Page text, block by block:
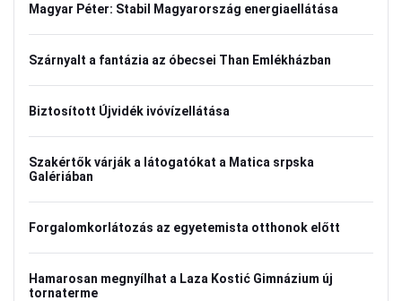
Magyar Péter: Stabil Magyarország energiaellátása
Szárnyalt a fantázia az óbecsei Than Emlékházban
Biztosított Újvidék ivóvízellátása
Szakértők várják a látogatókat a Matica srpska
Galériában
Forgalomkorlátozás az egyetemista otthonok előtt
Hamarosan megnyílhat a Laza Kostić Gimnázium új
tornaterme